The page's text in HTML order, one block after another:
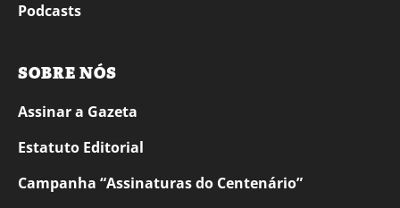
Podcasts
SOBRE NÓS
Assinar a Gazeta
Estatuto Editorial
Campanha “Assinaturas do Centenário”